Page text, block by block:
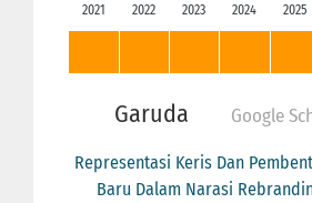
2021 2022 2023 2024 2025
Garuda Google
Representasi Keris Dan
Baru Dalam Narasi